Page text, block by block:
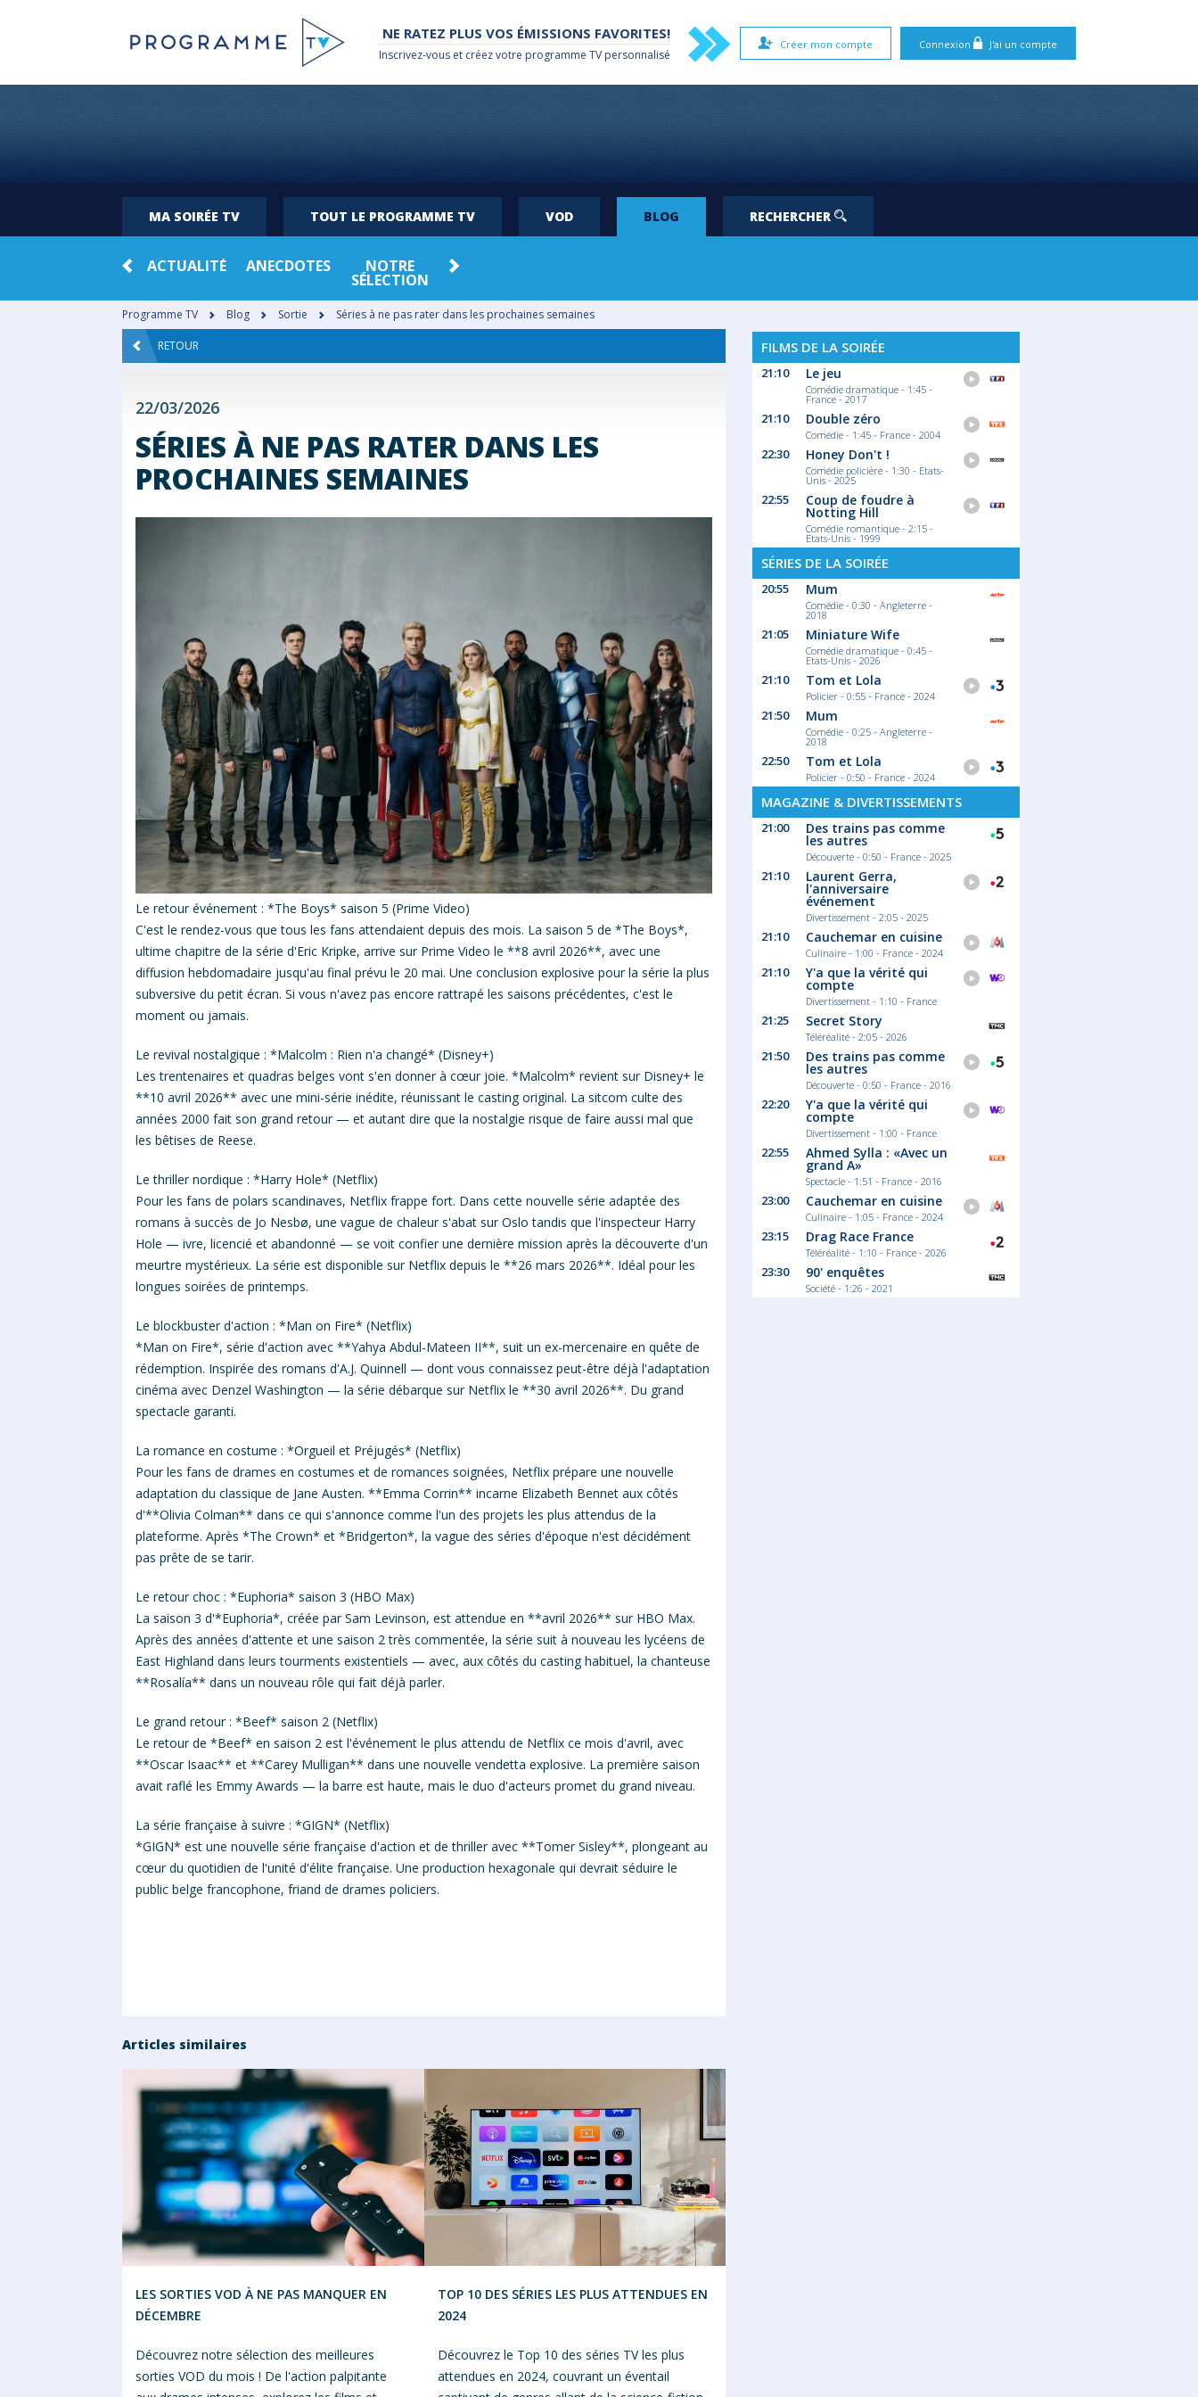
Connexion J'ai un compte
Créer mon compte
NE RATEZ PLUS VOS ÉMISSIONS FAVORITES!
Inscrivez-vous et créez votre programme TV personnalisé
MA SOIRÉE TV TOUT LE PROGRAMME TV VOD BLOG RECHERCHER
ACTUALITÉ ANECDOTES NOTRE
SÉLECTION
Programme TV Blog Sortie Séries à ne pas rater dans les prochaines semaines
RETOUR
22/03/2026
SÉRIES À NE PAS RATER DANS LES
PROCHAINES SEMAINES
Le retour événement : *The Boys* saison 5 (Prime Video)
C'est le rendez-vous que tous les fans attendaient depuis des mois. La saison 5 de *The Boys*,
ultime chapitre de la série d'Eric Kripke, arrive sur Prime Video le **8 avril 2026**, avec une
diffusion hebdomadaire jusqu'au final prévu le 20 mai. Une conclusion explosive pour la série la plus
subversive du petit écran. Si vous n'avez pas encore rattrapé les saisons précédentes, c'est le
moment ou jamais.
Le revival nostalgique : *Malcolm : Rien n'a changé* (Disney+)
Les trentenaires et quadras belges vont s'en donner à cœur joie. *Malcolm* revient sur Disney+ le
**10 avril 2026** avec une mini-série inédite, réunissant le casting original. La sitcom culte des
années 2000 fait son grand retour — et autant dire que la nostalgie risque de faire aussi mal que
les bêtises de Reese.
Le thriller nordique : *Harry Hole* (Netflix)
Pour les fans de polars scandinaves, Netflix frappe fort. Dans cette nouvelle série adaptée des
romans à succès de Jo Nesbø, une vague de chaleur s'abat sur Oslo tandis que l'inspecteur Harry
Hole — ivre, licencié et abandonné — se voit confier une dernière mission après la découverte d'un
meurtre mystérieux. La série est disponible sur Netflix depuis le **26 mars 2026**. Idéal pour les
longues soirées de printemps.
Le blockbuster d'action : *Man on Fire* (Netflix)
*Man on Fire*, série d'action avec **Yahya Abdul-Mateen II**, suit un ex-mercenaire en quête de
rédemption. Inspirée des romans d'A.J. Quinnell — dont vous connaissez peut-être déjà l'adaptation
cinéma avec Denzel Washington — la série débarque sur Netflix le **30 avril 2026**. Du grand
spectacle garanti.
La romance en costume : *Orgueil et Préjugés* (Netflix)
Pour les fans de drames en costumes et de romances soignées, Netflix prépare une nouvelle
adaptation du classique de Jane Austen. **Emma Corrin** incarne Elizabeth Bennet aux côtés
d'**Olivia Colman** dans ce qui s'annonce comme l'un des projets les plus attendus de la
plateforme. Après *The Crown* et *Bridgerton*, la vague des séries d'époque n'est décidément
pas prête de se tarir.
Le retour choc : *Euphoria* saison 3 (HBO Max)
La saison 3 d'*Euphoria*, créée par Sam Levinson, est attendue en **avril 2026** sur HBO Max.
Après des années d'attente et une saison 2 très commentée, la série suit à nouveau les lycéens de
East Highland dans leurs tourments existentiels — avec, aux côtés du casting habituel, la chanteuse
**Rosalía** dans un nouveau rôle qui fait déjà parler.
Le grand retour : *Beef* saison 2 (Netflix)
Le retour de *Beef* en saison 2 est l'événement le plus attendu de Netflix ce mois d'avril, avec
**Oscar Isaac** et **Carey Mulligan** dans une nouvelle vendetta explosive. La première saison
avait raflé les Emmy Awards — la barre est haute, mais le duo d'acteurs promet du grand niveau.
La série française à suivre : *GIGN* (Netflix)
*GIGN* est une nouvelle série française d'action et de thriller avec **Tomer Sisley**, plongeant au
cœur du quotidien de l'unité d'élite française. Une production hexagonale qui devrait séduire le
public belge francophone, friand de drames policiers.
Articles similaires
LES SORTIES VOD À NE PAS MANQUER EN
DÉCEMBRE
Découvrez notre sélection des meilleures
sorties VOD du mois ! De l'action palpitante
TOP 10 DES SÉRIES LES PLUS ATTENDUES EN
2024
Découvrez le Top 10 des séries TV les plus
attendues en 2024, couvrant un éventail
FILMS DE LA SOIRÉE
21:10 Le jeu
Comédie dramatique - 1:45 -
France - 2017
21:10 Double zéro
Comédie - 1:45 - France - 2004
22:30 Honey Don't !
Comédie policière - 1:30 - Etats-
Unis - 2025
22:55 Coup de foudre à
Notting Hill
Comédie romantique - 2:15 -
Etats-Unis - 1999
SÉRIES DE LA SOIRÉE
20:55 Mum
Comédie - 0:30 - Angleterre -
2018
21:05 Miniature Wife
Comédie dramatique - 0:45 -
Etats-Unis - 2026
21:10 Tom et Lola
Policier - 0:55 - France - 2024
21:50 Mum
Comédie - 0:25 - Angleterre -
2018
22:50 Tom et Lola
Policier - 0:50 - France - 2024
MAGAZINE & DIVERTISSEMENTS
21:00 Des trains pas comme
les autres
Découverte - 0:50 - France - 2025
21:10 Laurent Gerra,
l'anniversaire
événement
Divertissement - 2:05 - 2025
21:10 Cauchemar en cuisine
Culinaire - 1:00 - France - 2024
21:10 Y'a que la vérité qui
compte
Divertissement - 1:10 - France
21:25 Secret Story
Téléréalité - 2:05 - 2026
21:50 Des trains pas comme
les autres
Découverte - 0:50 - France - 2016
22:20 Y'a que la vérité qui
compte
Divertissement - 1:00 - France
22:55 Ahmed Sylla : «Avec un
grand A»
Spectacle - 1:51 - France - 2016
23:00 Cauchemar en cuisine
Culinaire - 1:05 - France - 2024
23:15 Drag Race France
Téléréalité - 1:10 - France - 2026
23:30 90' enquêtes
Société - 1:26 - 2021